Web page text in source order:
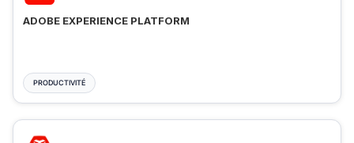
ADOBE EXPERIENCE PLATFORM
PRODUCTIVITÉ